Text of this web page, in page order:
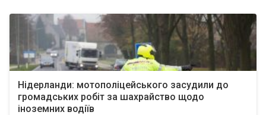
Нідерланди: мотополіцейського засудили до
громадських робіт за шахрайство щодо
іноземних водіїв